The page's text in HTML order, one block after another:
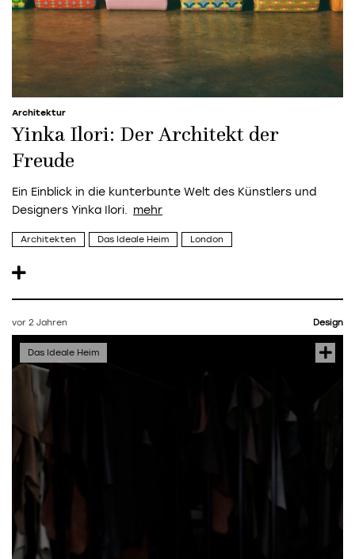
Architektur
Yinka Ilori: Der Architekt der
Freude
Ein Einblick in die kunterbunte Welt des Künstlers und
Designers Yinka Ilori.
Architekten Das Ideale Heim London
vor 2 Jahren Design